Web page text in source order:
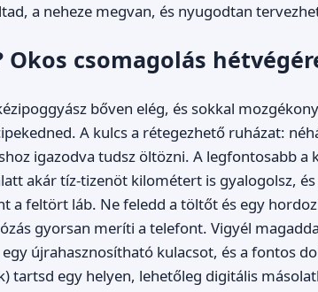
a neheze megvan, és nyugodtan
Okos csomagolás
bőven elég, és sokkal
A kulcs a rétegezhető ruházat:
igazodva tudsz öltözni. A legfontosabb a
akár tíz-tizenöt kilométert is gyalogolsz,
a feltört láb. Ne feledd a töltőt és egy
gyorsan meríti a telefont. Vigyél
újrahasznosítható kulacsot, és a fontos
tartsd egy helyen, lehetőleg digitális